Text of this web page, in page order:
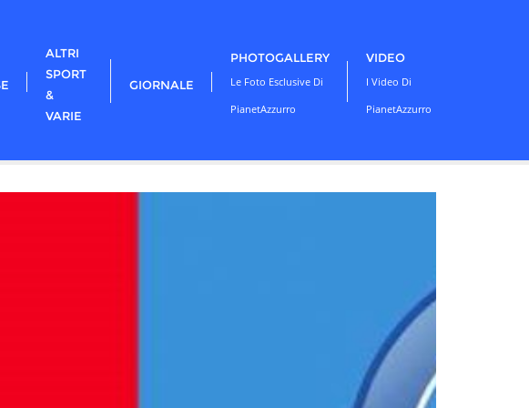
ALTRI
SPORT
&
VARIE
GIORNALE
PHOTOGALLERY
Le Foto Esclusive Di
PianetAzzurro
VIDEO
I Video Di
PianetAzzurro